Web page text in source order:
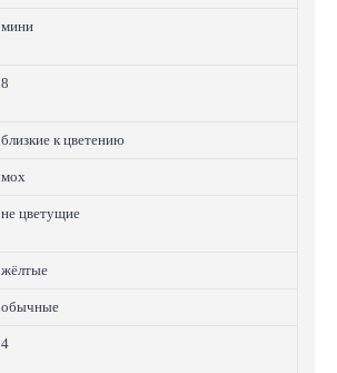
мини
8
близкие к цветению
мох
не цветущие
жёлтые
обычные
4